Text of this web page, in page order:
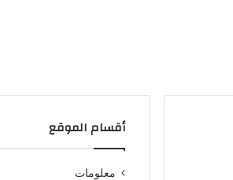
أقسام الموقع
معلومات